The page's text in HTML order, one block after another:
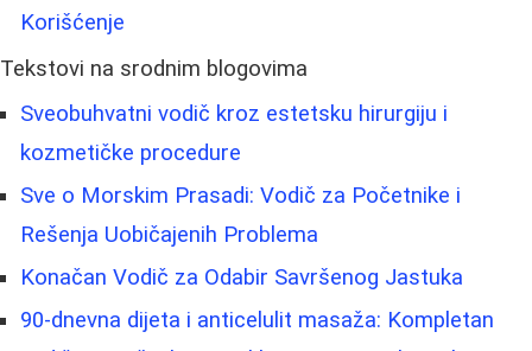
Korišćenje
Tekstovi na srodnim blogovima
Sveobuhvatni vodič kroz estetsku hirurgiju i
kozmetičke procedure
Sve o Morskim Prasadi: Vodič za Početnike i
Rešenja Uobičajenih Problema
Konačan Vodič za Odabir Savršenog Jastuka
90-dnevna dijeta i anticelulit masaža: Kompletan